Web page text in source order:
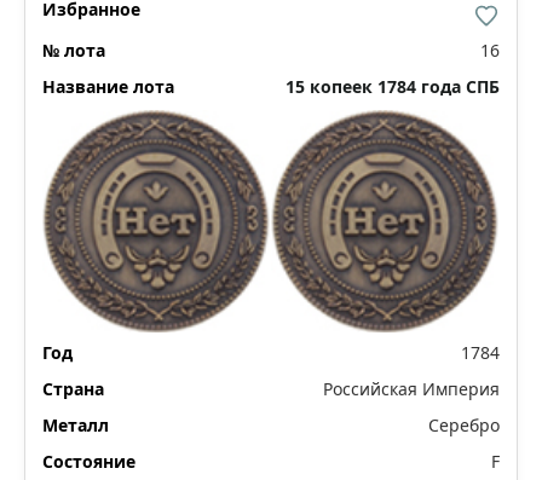
16
15 копеек 1784 года СПБ
1784
Российская Империя
Серебро
F